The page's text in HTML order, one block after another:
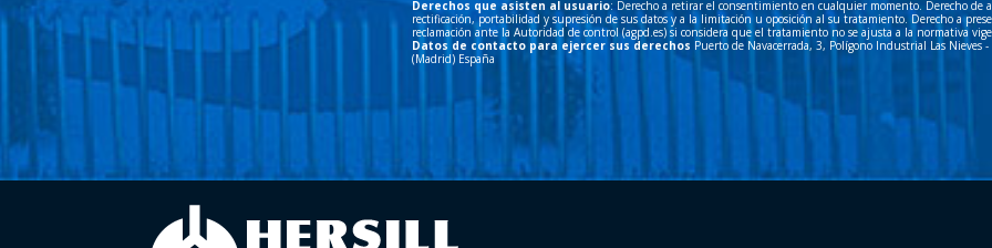
Derechos que asisten al usuario: Derecho a retirar el consentimiento en cualquier momento. Derecho de
rectificación, portabilidad y supresión de sus datos y a la limitación u oposición al su tratamiento. Derecho a
reclamación ante la Autoridad de control (agpd.es) si considera que el tratamiento no se ajusta a la normativa
Datos de contacto para ejercer sus derechos Puerto de Navacerrada, 3, Polígono Industrial Las Nieves
(Madrid) España